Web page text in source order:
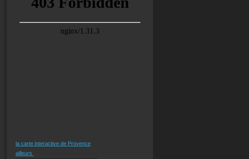
la carte interactive de Provence
ailleurs